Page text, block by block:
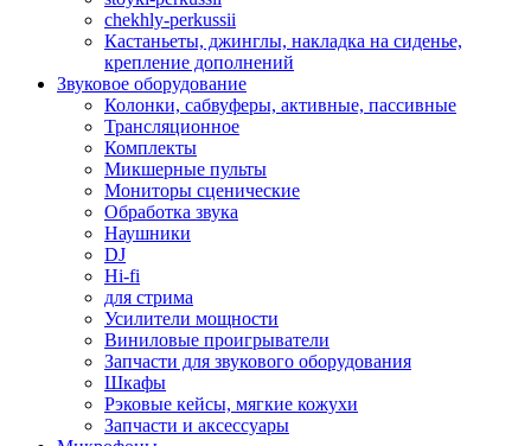
chekhly-perkussii
Кастаньеты, джинглы, накладка на сиденье,
крепление дополнений
Звуковое оборудование
Колонки, сабвуферы, активные, пассивные
Трансляционное
Комплекты
Микшерные пульты
Мониторы сценические
Обработка звука
Наушники
DJ
Hi-fi
для стрима
Усилители мощности
Виниловые проигрыватели
Запчасти для звукового оборудования
Шкафы
Рэковые кейсы, мягкие кожухи
Запчасти и аксессуары